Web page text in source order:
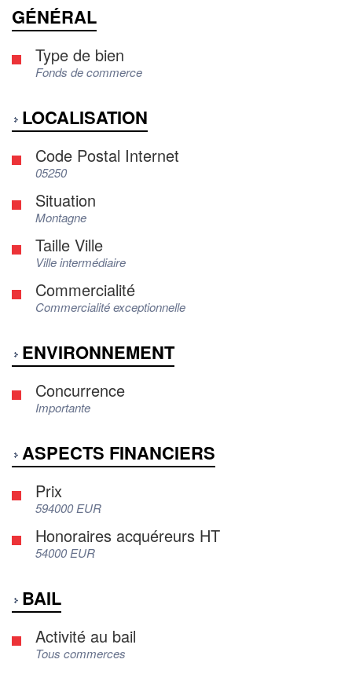
GÉNÉRAL
Type de bien
Fonds de commerce
LOCALISATION
Code Postal Internet
05250
Situation
Montagne
Taille Ville
Ville intermédiaire
Commercialité
Commercialité exceptionnelle
ENVIRONNEMENT
Concurrence
Importante
ASPECTS FINANCIERS
Prix
594000 EUR
Honoraires acquéreurs HT
54000 EUR
BAIL
Activité au bail
Tous commerces